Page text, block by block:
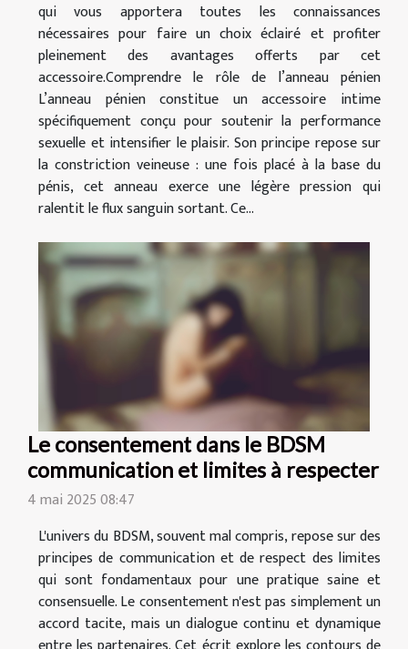
qui vous apportera toutes les connaissances
nécessaires pour faire un choix éclairé et profiter
pleinement des avantages offerts par cet
accessoire.Comprendre le rôle de l’anneau pénien
L’anneau pénien constitue un accessoire intime
spécifiquement conçu pour soutenir la performance
sexuelle et intensifier le plaisir. Son principe repose sur
la constriction veineuse : une fois placé à la base du
pénis, cet anneau exerce une légère pression qui
ralentit le flux sanguin sortant. Ce...
Le consentement dans le BDSM
communication et limites à respecter
4 mai 2025 08:47
L'univers du BDSM, souvent mal compris, repose sur des
principes de communication et de respect des limites
qui sont fondamentaux pour une pratique saine et
consensuelle. Le consentement n'est pas simplement un
accord tacite, mais un dialogue continu et dynamique